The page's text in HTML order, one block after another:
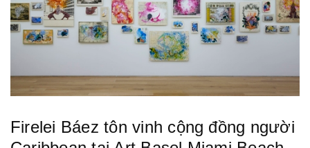
Firelei Báez tôn vinh cộng đồng người